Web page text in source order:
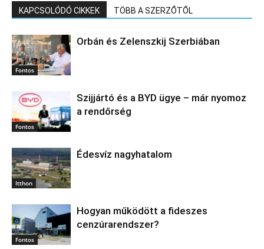
KAPCSOLÓDÓ CIKKEK TÖBB A SZERZŐTŐL
Fontos
Orbán és Zelenszkij Szerbiában
Fontos
Szijjártó és a BYD ügye – már nyomoz
a rendőrség
Itthon
Édesvíz nagyhatalom
Fontos
Hogyan működött a fideszes
cenzúrarendszer?